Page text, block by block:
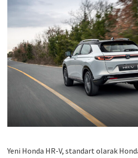
Yeni Honda HR-V, standart olarak